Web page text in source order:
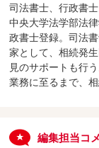
司法書士、行政書士
中央大学法学部法
政書士登録。司法
家として、相続発
見のサポートも行
業務に至るまで、
編集担当コ